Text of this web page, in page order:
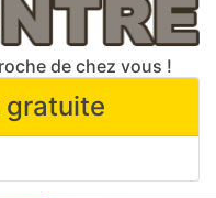
de chez vous !
gratuite